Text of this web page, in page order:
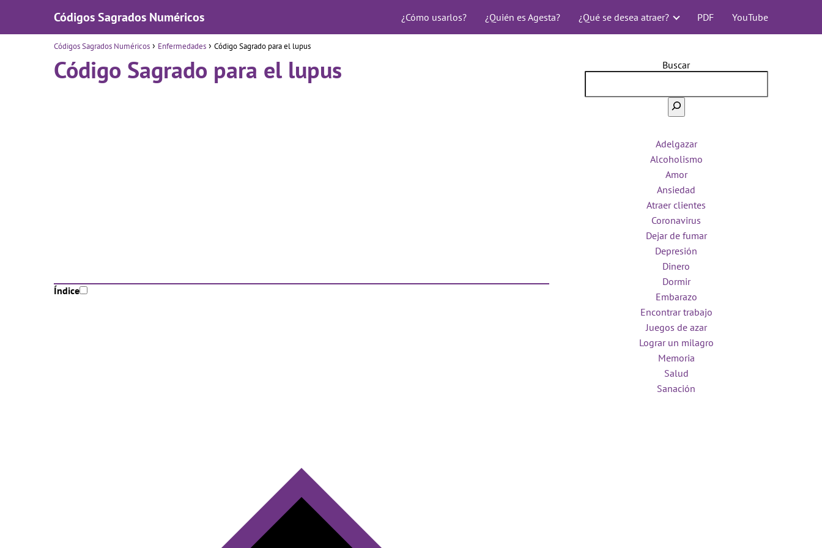
Códigos Sagrados Numéricos ¿Cómo usarlos? ¿Quién es Agesta? ¿Qué se desea atraer? PDF YouTube
Códigos Sagrados Numéricos Enfermedades Código Sagrado para el lupus
Código Sagrado para el lupus
Índice
Buscar
Adelgazar
Alcoholismo
Amor
Ansiedad
Atraer clientes
Coronavirus
Dejar de fumar
Depresión
Dinero
Dormir
Embarazo
Encontrar trabajo
Juegos de azar
Lograr un milagro
Memoria
Salud
Sanación